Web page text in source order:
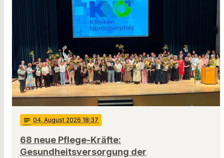
notes 04. August 2026 18:37
68 neue Pflege-Kräfte:
Gesundheitsversorgung der